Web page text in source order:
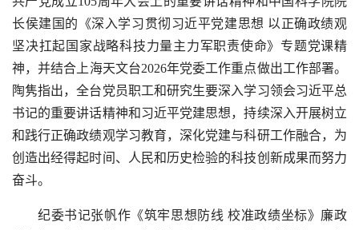
长侯建国的《深入学习贯彻习近平党建思想 以正确政绩观
坚决扛起国家战略科技力量主力军职责使命》专题党课精
神，并结合上海天文台2026年党委工作重点做出工作部署。
陶隽指出，全台党员职工和研究生要深入学习领会习近平总
书记的重要讲话精神和习近平党建思想，持续深入开展树立
和践行正确政绩观学习教育，深化党建与科研工作融合，为
创造出经得起时间、人民和历史检验的科技创新成果而努力
奋斗。
纪委书记张帆作《筑牢思想防线 校准政绩坐标》廉政